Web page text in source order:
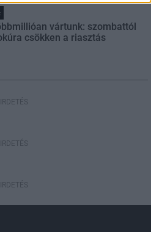
vártunk: szombattól
csökken a riasztás